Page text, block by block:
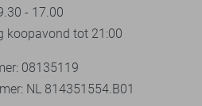
- 17.00
koopavond tot 21:00
08135119
NL 814351554.B01